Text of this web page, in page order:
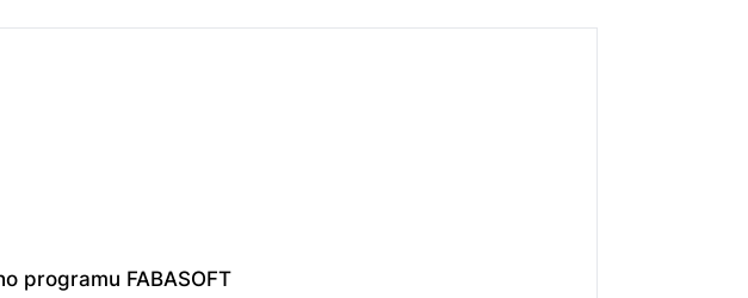
programu FABASOFT